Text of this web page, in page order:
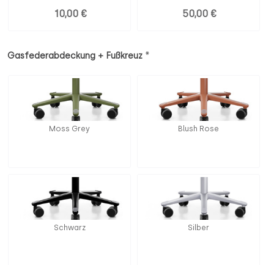
10,00 € 50,00 €
Gasfederabdeckung + Fußkreuz *
Moss Grey Blush Rose
Schwarz Silber